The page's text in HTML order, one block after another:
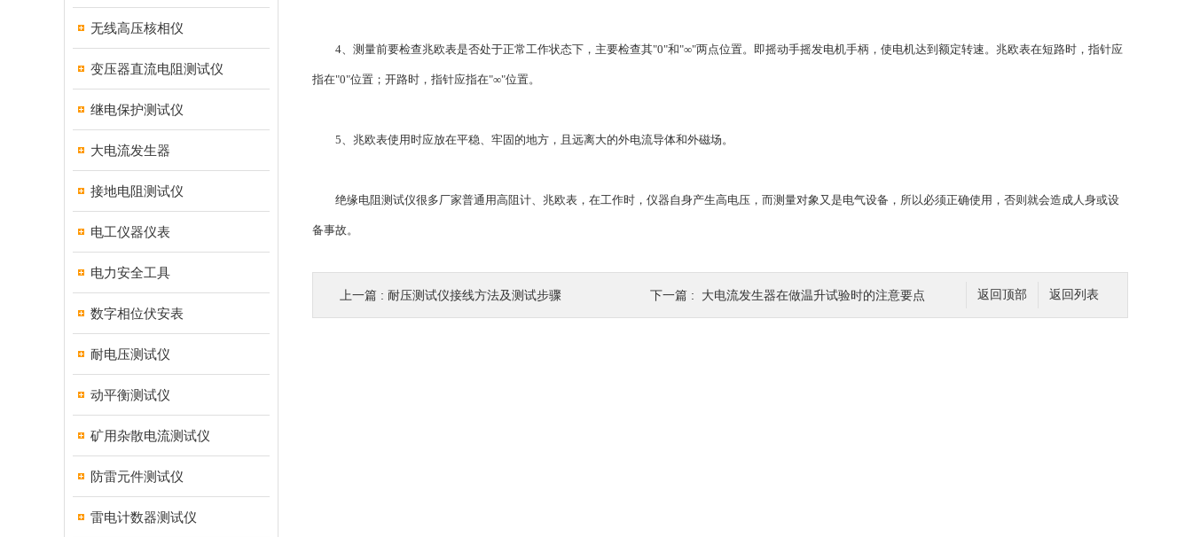
无线高压核相仪
变压器直流电阻测试仪
继电保护测试仪
大电流发生器
接地电阻测试仪
电工仪器仪表
电力安全工具
数字相位伏安表
耐电压测试仪
动平衡测试仪
矿用杂散电流测试仪
防雷元件测试仪
雷电计数器测试仪
4、测量前要检查兆欧表是否处于正常工作状态下，主要检查其"0"和"∞"两点位置。即摇动手摇发电机手柄，使电机达到额定转速。兆欧表在短路时，指针应
指在"0"位置；开路时，指针应指在"∞"位置。
5、兆欧表使用时应放在平稳、牢固的地方，且远离大的外电流导体和外磁场。
绝缘电阻测试仪很多厂家普通用高阻计、兆欧表，在工作时，仪器自身产生高电压，而测量对象又是电气设备，所以必须正确使用，否则就会造成人身或设
备事故。
返回列表
返回顶部
上一篇 : 耐压测试仪接线方法及测试步骤 下一篇 : 大电流发生器在做温升试验时的注意要点